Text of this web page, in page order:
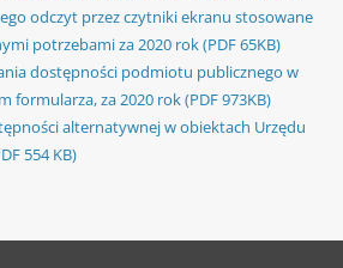
odczyt przez czytniki ekranu stosowane
potrzebami za 2020 rok (PDF 65KB)
dostępności podmiotu publicznego w
formularza, za 2020 rok (PDF 973KB)
alternatywnej w obiektach Urzędu
554 KB)